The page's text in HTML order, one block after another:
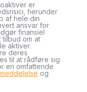
er
herunder
af hele din
ansvar for
finansiel
om at
aktiver.
deres
til at rådføre sig
en omfattende
og